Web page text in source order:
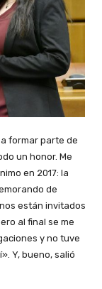
formar parte de
un honor. Me
en 2017: la
de
están invitados
al final se me
y no tuve
Y, bueno, salió